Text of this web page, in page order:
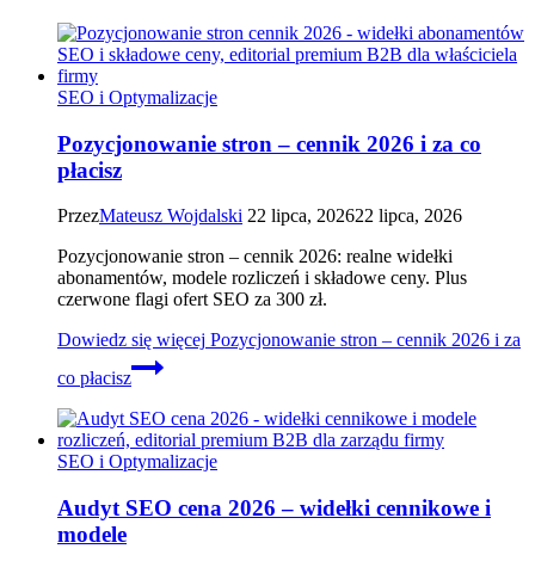
SEO i Optymalizacje
Pozycjonowanie stron – cennik 2026 i za co
płacisz
PrzezMateusz Wojdalski 22 lipca, 202622 lipca, 2026
Pozycjonowanie stron – cennik 2026: realne widełki
abonamentów, modele rozliczeń i składowe ceny. Plus
czerwone flagi ofert SEO za 300 zł.
Dowiedz się więcej Pozycjonowanie stron – cennik 2026 i za
co płacisz
SEO i Optymalizacje
Audyt SEO cena 2026 – widełki cennikowe i
modele